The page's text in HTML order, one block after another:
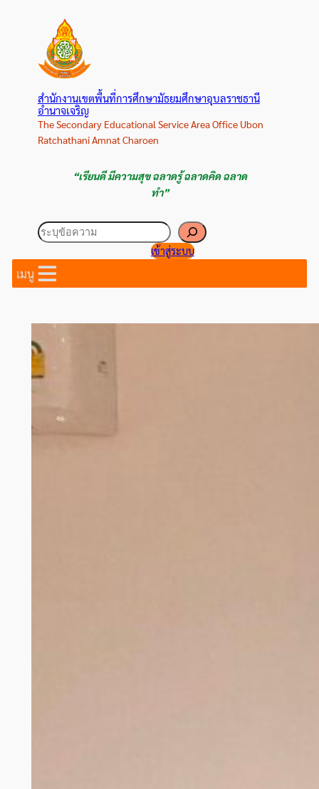
สำนักงานเขตพื้นที่การศึกษามัธยมศึกษาอุบลราชธานี
อำนาจเจริญ
The Secondary Educational Service Area Office Ubon
Ratchathani Amnat Charoen
“เรียนดี มีความสุข ฉลาดรู้ ฉลาดคิด ฉลาด
ทำ”
ค้นหา
เข้าสู่ระบบ
เมนู